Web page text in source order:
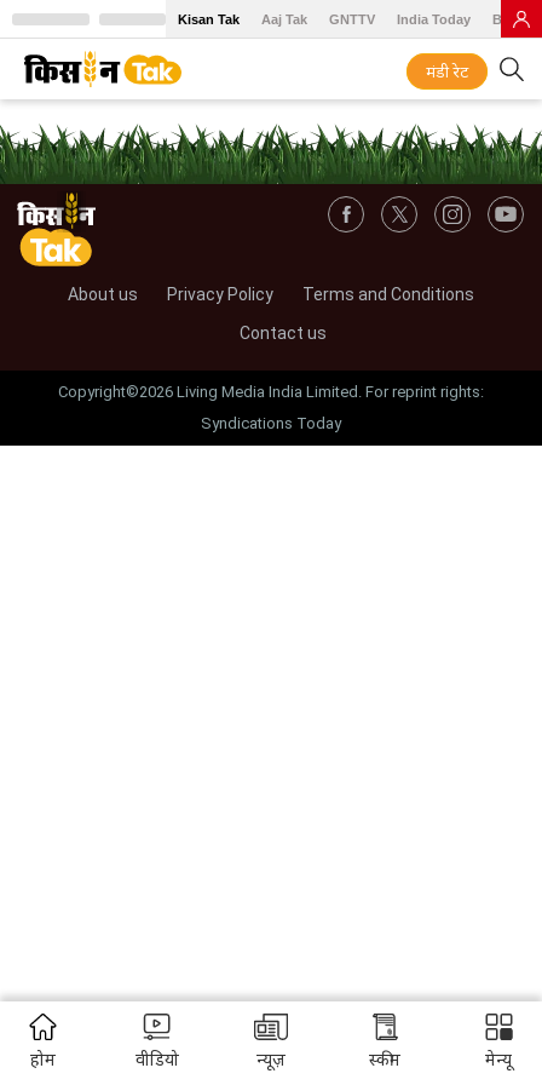
Kisan Tak Aaj Tak GNTTV India Today BT
मंडी रेट
About us Privacy Policy
Terms and Conditions
Contact us
Copyright©2026 Living Media India Limited. For reprint rights:
Syndications Today
होम वीडियो न्यूज़ स्कीम मेन्यू